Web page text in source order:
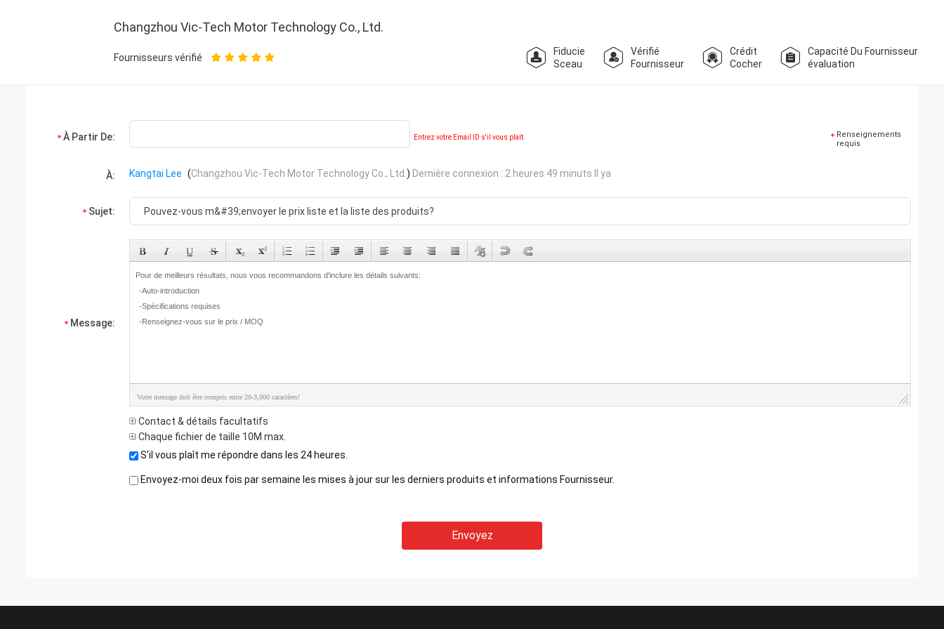
Changzhou Vic-Tech Motor Technology Co., Ltd.
Fournisseurs vérifié
Fiducie
Sceau
Vérifié
Fournisseur
Crédit
Cocher
Capacité Du Fournisseur
évaluation
À Partir De: Entrez votre Email ID s'il vous plaît.
Renseignements
requis
À: Kangtai Lee (Changzhou Vic-Tech Motor Technology Co., Ltd. ) Dernière connexion : 2 heures 49 minuts Il ya
Sujet:
Message:
Votre message doit être compris entre 20-3,000 caractères!
Contact & détails facultatifs
Chaque fichier de taille 10M max.
S'il vous plaît me répondre dans les 24 heures.
Envoyez-moi deux fois par semaine les mises à jour sur les derniers produits et informations Fournisseur.